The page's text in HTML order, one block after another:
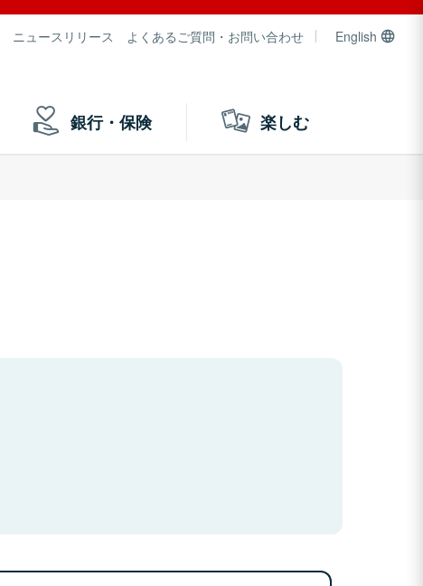
ニュースリリース よくあるご質問・お問い合わせ English
銀行・保険 楽しむ